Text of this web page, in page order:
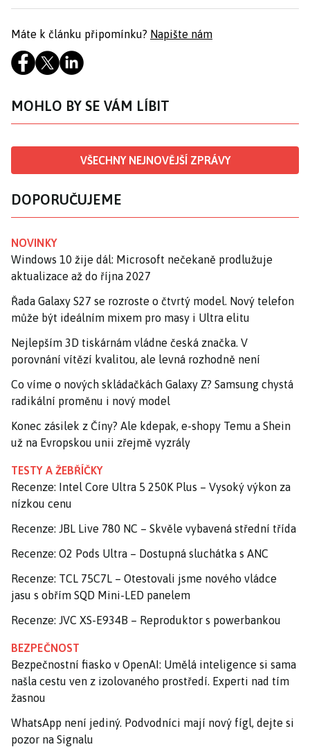
Máte k článku připomínku? Napište nám
MOHLO BY SE VÁM LÍBIT
VŠECHNY NEJNOVĚJŠÍ ZPRÁVY
DOPORUČUJEME
NOVINKY
Windows 10 žije dál: Microsoft nečekaně prodlužuje
aktualizace až do října 2027
Řada Galaxy S27 se rozroste o čtvrtý model. Nový telefon
může být ideálním mixem pro masy i Ultra elitu
Nejlepším 3D tiskárnám vládne česká značka. V
porovnání vítězí kvalitou, ale levná rozhodně není
Co víme o nových skládačkách Galaxy Z? Samsung chystá
radikální proměnu i nový model
Konec zásilek z Číny? Ale kdepak, e-shopy Temu a Shein
už na Evropskou unii zřejmě vyzrály
TESTY A ŽEBŘÍČKY
Recenze: Intel Core Ultra 5 250K Plus – Vysoký výkon za
nízkou cenu
Recenze: JBL Live 780 NC – Skvěle vybavená střední třída
Recenze: O2 Pods Ultra – Dostupná sluchátka s ANC
Recenze: TCL 75C7L – Otestovali jsme nového vládce
jasu s obřím SQD Mini-LED panelem
Recenze: JVC XS-E934B – Reproduktor s powerbankou
BEZPEČNOST
Bezpečnostní fiasko v OpenAI: Umělá inteligence si sama
našla cestu ven z izolovaného prostředí. Experti nad tím
žasnou
WhatsApp není jediný. Podvodníci mají nový fígl, dejte si
pozor na Signalu